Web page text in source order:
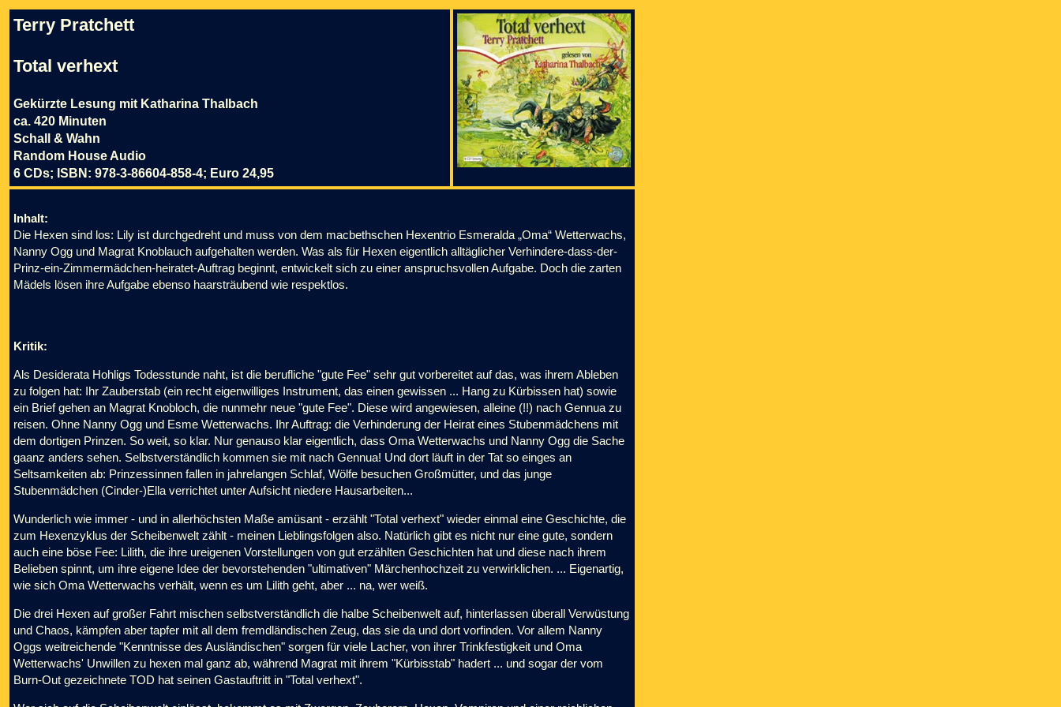
Terry Pratchett
Total verhext
Gekürzte Lesung mit Katharina Thalbach
ca. 420 Minuten
Schall & Wahn
Random House Audio
6 CDs; ISBN: 978-3-86604-858-4; Euro 24,95
Inhalt:
Die Hexen sind los: Lily ist durchgedreht und muss von dem macbethschen Hexentrio Esmeralda „Oma“ Wetterwachs,
Nanny Ogg und Magrat Knoblauch aufgehalten werden. Was als für Hexen eigentlich alltäglicher Verhindere-dass-der-
Prinz-ein-Zimmermädchen-heiratet-Auftrag beginnt, entwickelt sich zu einer anspruchsvollen Aufgabe. Doch die zarten
Mädels lösen ihre Aufgabe ebenso haarsträubend wie respektlos.
Kritik:
Als Desiderata Hohligs Todesstunde naht, ist die berufliche "gute Fee" sehr gut vorbereitet auf das, was ihrem Ableben
zu folgen hat: Ihr Zauberstab (ein recht eigenwilliges Instrument, das einen gewissen ... Hang zu Kürbissen hat) sowie
ein Brief gehen an Magrat Knobloch, die nunmehr neue "gute Fee". Diese wird angewiesen, alleine (!!) nach Gennua zu
reisen. Ohne Nanny Ogg und Esme Wetterwachs. Ihr Auftrag: die Verhinderung der Heirat eines Stubenmädchens mit
dem dortigen Prinzen. So weit, so klar. Nur genauso klar eigentlich, dass Oma Wetterwachs und Nanny Ogg die Sache
gaanz anders sehen. Selbstverständlich kommen sie mit nach Gennua! Und dort läuft in der Tat so einges an
Seltsamkeiten ab: Prinzessinnen fallen in jahrelangen Schlaf, Wölfe besuchen Großmütter, und das junge
Stubenmädchen (Cinder-)Ella verrichtet unter Aufsicht niedere Hausarbeiten...
Wunderlich wie immer - und in allerhöchsten Maße amüsant - erzählt "Total verhext" wieder einmal eine Geschichte, die
zum Hexenzyklus der Scheibenwelt zählt - meinen Lieblingsfolgen also. Natürlich gibt es nicht nur eine gute, sondern
auch eine böse Fee: Lilith, die ihre ureigenen Vorstellungen von gut erzählten Geschichten hat und diese nach ihrem
Belieben spinnt, um ihre eigene Idee der bevorstehenden "ultimativen" Märchenhochzeit zu verwirklichen. ... Eigenartig,
wie sich Oma Wetterwachs verhält, wenn es um Lilith geht, aber ... na, wer weiß.
Die drei Hexen auf großer Fahrt mischen selbstverständlich die halbe Scheibenwelt auf, hinterlassen überall Verwüstung
und Chaos, kämpfen aber tapfer mit all dem fremdländischen Zeug, das sie da und dort vorfinden. Vor allem Nanny
Oggs weitreichende "Kenntnisse des Ausländischen" sorgen für viele Lacher, von ihrer Trinkfestigkeit und Oma
Wetterwachs' Unwillen zu hexen mal ganz ab, während Magrat mit ihrem "Kürbisstab" hadert ... und sogar der vom
Burn-Out gezeichnete TOD hat seinen Gastauftritt in "Total verhext".